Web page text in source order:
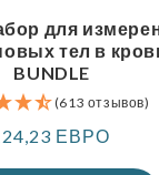
для
тел в
BUNDLE
(613 отзывов)
ЕВРО